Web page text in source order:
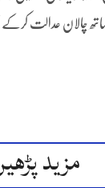
چالان عدالت کرکے
مزید